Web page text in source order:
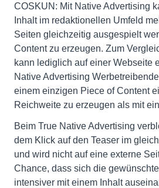
COSKUN: Mit Native Advertising
Inhalt im redaktionellen Umfeld
Seiten gleichzeitig ausgespielt
Content zu erzeugen. Zum
kann lediglich auf einer Webseite
Native Advertising
einem einzigen Piece of Content
Reichweite zu erzeugen als mit
Beim True Native Advertising
dem Klick auf den Teaser im
und wird nicht auf eine externe
Chance, dass sich die
intensiver mit einem Inhalt